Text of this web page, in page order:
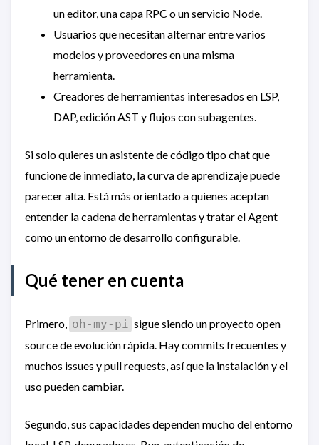
un editor, una capa RPC o un servicio Node.
Usuarios que necesitan alternar entre varios
modelos y proveedores en una misma
herramienta.
Creadores de herramientas interesados en LSP,
DAP, edición AST y flujos con subagentes.
Si solo quieres un asistente de código tipo chat que
funcione de inmediato, la curva de aprendizaje puede
parecer alta. Está más orientado a quienes aceptan
entender la cadena de herramientas y tratar el Agent
como un entorno de desarrollo configurable.
Qué tener en cuenta
Primero, oh-my-pi sigue siendo un proyecto open
source de evolución rápida. Hay commits frecuentes y
muchos issues y pull requests, así que la instalación y el
uso pueden cambiar.
Segundo, sus capacidades dependen mucho del entorno